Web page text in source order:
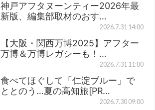
神戸アフタヌーンティー2026年最
新版、編集部取材のおす…
2026.7.31 14:00
【大阪・関西万博2025】アフター
万博＆万博レガシーも！…
2026.7.31 11:00
食べてほぐして「仁淀ブルー」で
ととのう…夏の高知旅[PR…
2026.7.30 09:00